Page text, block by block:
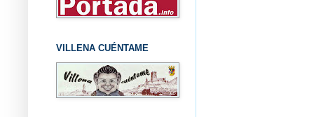
VILLENA CUÉNTAME